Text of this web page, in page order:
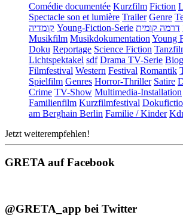
Comédie documentée Kurzfilm Fiction
Spectacle son et lumière Trailer Genre
קומדיה Young-Fiction-Serie דרמה קומית
Musikfilm Musikdokumentation Young
Doku Reportage Science Fiction
Lichtspektakel sdf Drama TV-Serie
Filmfestival Western Festival Romantik
Spielfilm Genres Horror-Thriller Satire
Crime TV-Show Multimedia-Installation
Familienfilm Kurzfilmfestival
am Berghain Berlin Familie / Kinder
Jetzt weiterempfehlen!
GRETA auf Facebook
@GRETA_app bei Twitter